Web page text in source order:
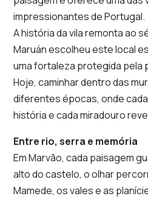
impressionantes de Portugal.
A história da vila remonta ao
Maruán escolheu este local
uma fortaleza protegida pela
Hoje, caminhar dentro das
diferentes épocas, onde
história e cada miradouro
Entre rio, serra e memória
Em Marvão, cada paisagem
alto do castelo, o olhar
Mamede, os vales e as